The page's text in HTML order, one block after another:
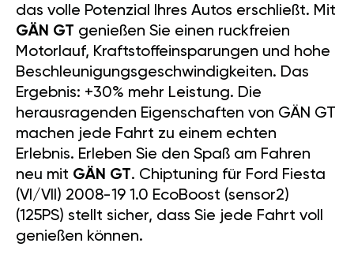
das volle Potenzial Ihres Autos erschließt. Mit
GÄN GT genießen Sie einen ruckfreien
Motorlauf, Kraftstoffeinsparungen und hohe
Beschleunigungsgeschwindigkeiten. Das
Ergebnis: +30% mehr Leistung. Die
herausragenden Eigenschaften von GÄN GT
machen jede Fahrt zu einem echten
Erlebnis. Erleben Sie den Spaß am Fahren
neu mit GÄN GT. Chiptuning für Ford Fiesta
(VI/VII) 2008-19 1.0 EcoBoost (sensor2)
(125PS) stellt sicher, dass Sie jede Fahrt voll
genießen können.